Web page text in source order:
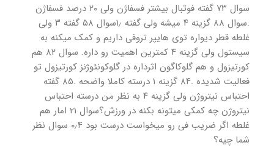
سوال ۷۳ گفته فوتبال بیشتر فسفاژن ولی ۲۰ درصد فسفاژن
.سوال ۸۸ گزینه ۴ میشه ولی گفته ۱٫سوال ۵۸ گفته ۳ ولی
غلطه قطر دیواره توی هایپر تروفی داریم و کمک میکنه به
سیستول ولی گزینه ۴ کمترین اهمیت رو داره. سوال ۸۲ هم
کورتیزول و هم گلوکاگون اثرداره در گلوکونئوژنز کورتیزول تو
فعالیت شدیده .۸۴ گزینه ۱ درسته کاملا واضحه .۸۵ گفته
احتباس نیتروژن ولی گزینه ۴ به نظر من درسته احتباس
نیتروژن چه کمکی میتونه بکنه در ورزش؟سوال ۲۱ امار هم
غلطه اگر ضریب فی رو میخواست درست بود ۰٫۴ سوال نظر
شما چیه؟